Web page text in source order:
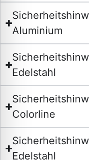
Aluminium
Edelstahl
Colorline
Edelstahl